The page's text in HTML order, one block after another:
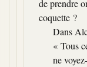
de prendre
coquette ?
Dans
« Tous
ne